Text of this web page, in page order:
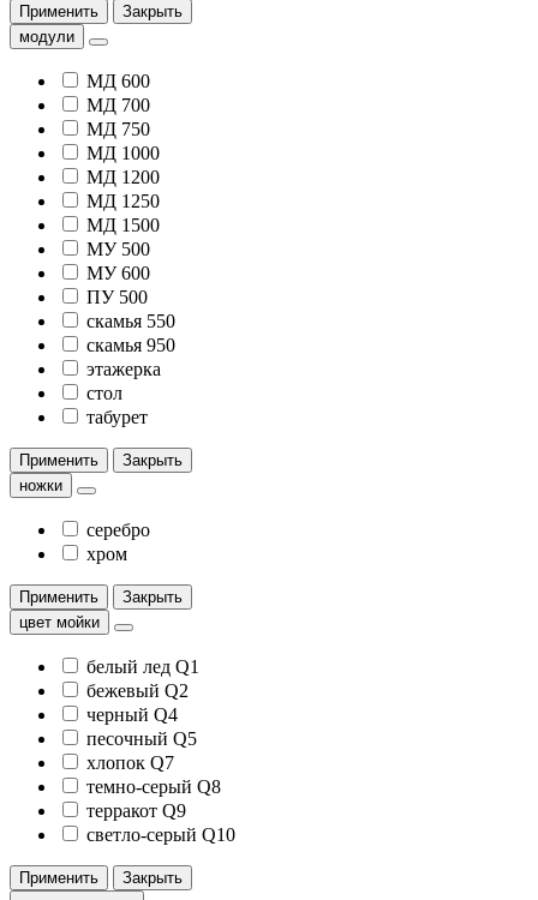
Применить
Закрыть
модули
МД 600
МД 700
МД 750
МД 1000
МД 1200
МД 1250
МД 1500
МУ 500
МУ 600
ПУ 500
скамья 550
скамья 950
этажерка
стол
табурет
Применить
Закрыть
ножки
серебро
хром
Применить
Закрыть
цвет мойки
белый лед Q1
бежевый Q2
черный Q4
песочный Q5
хлопок Q7
темно-серый Q8
терракот Q9
светло-серый Q10
Применить
Закрыть